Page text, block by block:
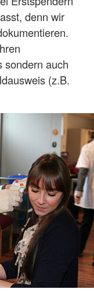
denn wir
sondern auch
(z.B.